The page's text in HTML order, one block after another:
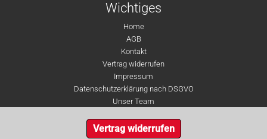
Wichtiges
Home
AGB
Kontakt
Vertrag widerrufen
Impressum
Datenschutzerklärung nach DSGVO
Unser Team
Vertrag widerrufen